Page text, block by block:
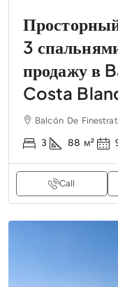
3
продажу в
Costa
Balcón De
3 88 м²
Call